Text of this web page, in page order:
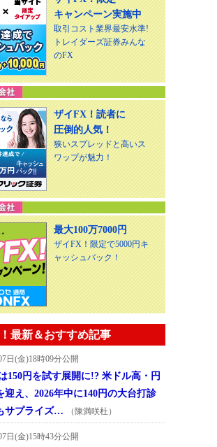
キャンペーン実施中
取引コスト業界最安水準!
トレイダーズ証券みんな
のFX
ザイFX！読者に
圧倒的人気！
狭いスプレッドと高いス
ワップが魅力！
最大100万7000円
ザイFX！限定で5000円キ
ャッシュバック！
最新＆おすすめ記事
日(金)18時09分公開
150円を試す展開に!? 米ドル高・円
迎え、2026年中に140円の大台打診
サプライズ…
（陳満咲杜）
日(金)15時43分公開